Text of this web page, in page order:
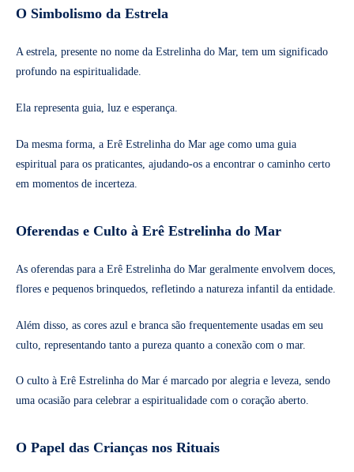
O Simbolismo da Estrela
A estrela, presente no nome da Estrelinha do Mar, tem um significado
profundo na espiritualidade.
Ela representa guia, luz e esperança.
Da mesma forma, a Erê Estrelinha do Mar age como uma guia
espiritual para os praticantes, ajudando-os a encontrar o caminho certo
em momentos de incerteza.
Oferendas e Culto à Erê Estrelinha do Mar
As oferendas para a Erê Estrelinha do Mar geralmente envolvem doces,
flores e pequenos brinquedos, refletindo a natureza infantil da entidade.
Além disso, as cores azul e branca são frequentemente usadas em seu
culto, representando tanto a pureza quanto a conexão com o mar.
O culto à Erê Estrelinha do Mar é marcado por alegria e leveza, sendo
uma ocasião para celebrar a espiritualidade com o coração aberto.
O Papel das Crianças nos Rituais